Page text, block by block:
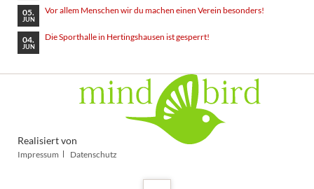
05.
JUN
Vor allem Menschen wir du machen einen Verein besonders!
04.
JUN
Die Sporthalle in Hertingshausen ist gesperrt!
Realisiert von
Navigation
Impressum Datenschutz